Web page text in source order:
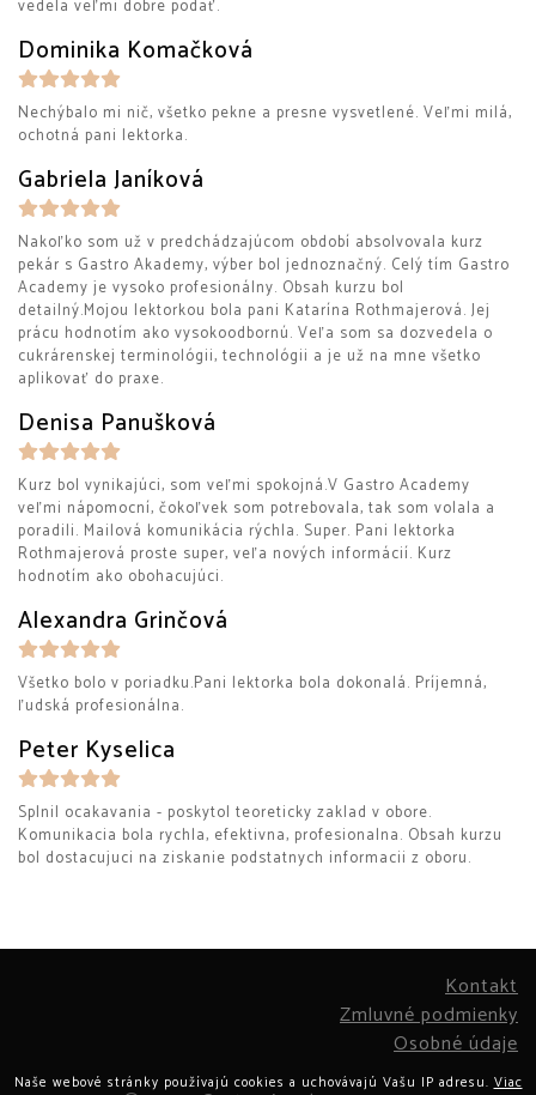
vedela veľmi dobre podať.
Dominika Komačková
Nechýbalo mi nič, všetko pekne a presne vysvetlené. Veľmi milá,
ochotná pani lektorka.
Gabriela Janíková
Nakoľko som už v predchádzajúcom období absolvovala kurz
pekár s Gastro Akademy, výber bol jednoznačný. Celý tím Gastro
Academy je vysoko profesionálny. Obsah kurzu bol
detailný.Mojou lektorkou bola pani Katarína Rothmajerová. Jej
prácu hodnotím ako vysokoodbornú. Veľa som sa dozvedela o
cukrárenskej terminológii, technológii a je už na mne všetko
aplikovať do praxe.
Denisa Panušková
Kurz bol vynikajúci, som veľmi spokojná.V Gastro Academy
veľmi nápomocní, čokoľvek som potrebovala, tak som volala a
poradili. Mailová komunikácia rýchla. Super. Pani lektorka
Rothmajerová proste super, veľa nových informácií. Kurz
hodnotím ako obohacujúci.
Alexandra Grinčová
Všetko bolo v poriadku.Pani lektorka bola dokonalá. Príjemná,
ľudská profesionálna.
Peter Kyselica
Splnil ocakavania - poskytol teoreticky zaklad v obore.
Komunikacia bola rychla, efektivna, profesionalna. Obsah kurzu
bol dostacujuci na ziskanie podstatnych informacii z oboru.
Kontakt
Zmluvné podmienky
Osobné údaje
Naše webové stránky používajú cookies a uchovávajú Vašu IP adresu.Viac